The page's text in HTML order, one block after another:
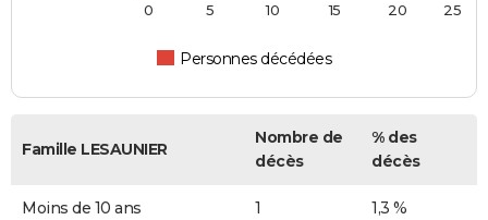
Personnes décédées
0 5 10 15 20 25
Famille LESAUNIER
Nombre de
décès
% des
décès
Moins de 10 ans 1 1,3 %